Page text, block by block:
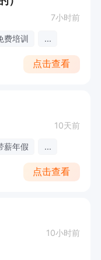
7小时前
费培训 ...
点击查看
10天前
薪年假 ...
点击查看
10小时前